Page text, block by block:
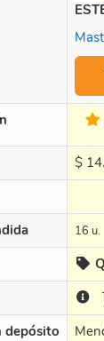
$
16 u.
depósito